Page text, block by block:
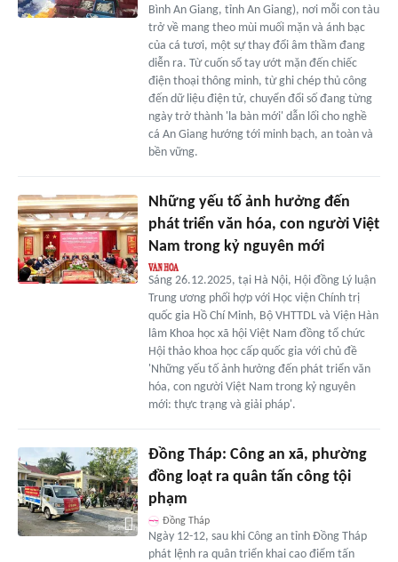
Bình An Giang, tỉnh An Giang), nơi mỗi con tàu
trở về mang theo mùi muối mặn và ánh bạc
của cá tươi, một sự thay đổi âm thầm đang
diễn ra. Từ cuốn sổ tay ướt mặn đến chiếc
điện thoại thông minh, từ ghi chép thủ công
đến dữ liệu điện tử, chuyển đổi số đang từng
ngày trở thành 'la bàn mới' dẫn lối cho nghề
cá An Giang hướng tới minh bạch, an toàn và
bền vững.
Những yếu tố ảnh hưởng đến
phát triển văn hóa, con người Việt
Nam trong kỷ nguyên mới
Sáng 26.12.2025, tại Hà Nội, Hội đồng Lý luận
Trung ương phối hợp với Học viện Chính trị
quốc gia Hồ Chí Minh, Bộ VHTTDL và Viện Hàn
lâm Khoa học xã hội Việt Nam đồng tổ chức
Hội thảo khoa học cấp quốc gia với chủ đề
'Những yếu tố ảnh hưởng đến phát triển văn
hóa, con người Việt Nam trong kỷ nguyên
mới: thực trạng và giải pháp'.
Đồng Tháp: Công an xã, phường
đồng loạt ra quân tấn công tội
phạm
Đồng Tháp
Ngày 12-12, sau khi Công an tỉnh Đồng Tháp
phát lệnh ra quân triển khai cao điểm tấn